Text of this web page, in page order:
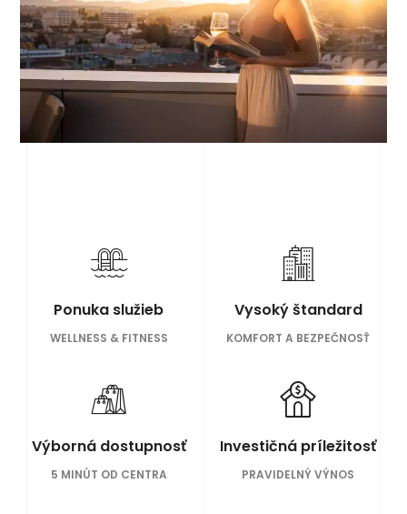
Ponuka služieb
WELLNESS & FITNESS
Vysoký štandard
KOMFORT A BEZPEČNOSŤ
Výborná dostupnosť
5 MINÚT OD CENTRA
Investičná príležitosť
PRAVIDELNÝ VÝNOS